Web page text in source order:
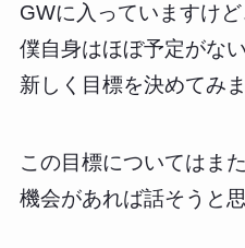
GWに入っていますけど
僕自身はほぼ予定がない
新しく目標を決めてみま
この目標についてはまた
機会があれば話そうと思